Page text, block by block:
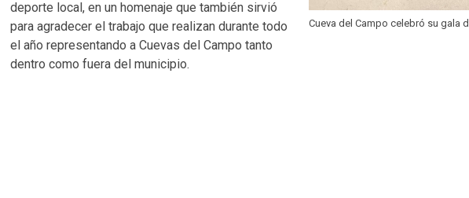
Cueva del Campo celebró su gala
deporte local, en un homenaje que también sirvió
para agradecer el trabajo que realizan durante todo
el año representando a Cuevas del Campo tanto
dentro como fuera del municipio.